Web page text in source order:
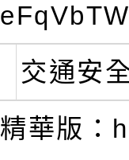
交通安
精華版：